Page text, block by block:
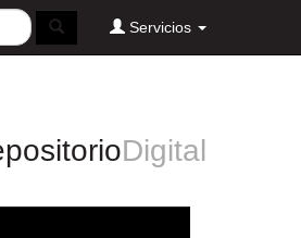
Servicios
Digital